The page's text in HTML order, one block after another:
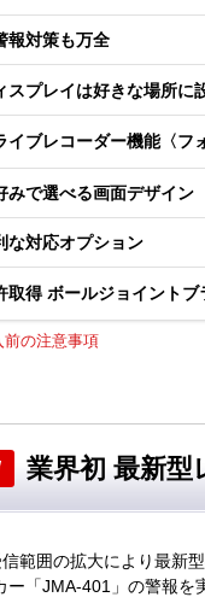
報対策も万全
スプレイは好きな場所に
イブレコーダー機能〈フ
みで選べる画面デザイン
な対応オプション
取得 ボールジョイントブ
前の注意事項
業界初 最新型
範囲の拡大により最新
ー「JMA-401」の警報を